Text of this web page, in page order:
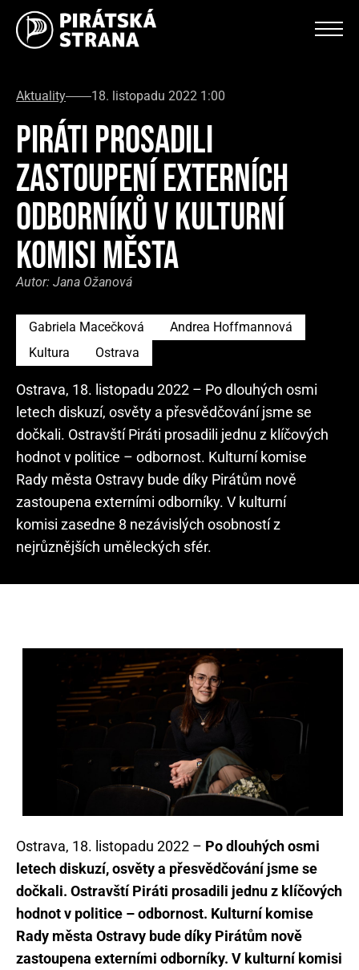
Aktuality 18. listopadu 2022 1:00
PIRÁTI PROSADILI
ZASTOUPENÍ EXTERNÍCH
ODBORNÍKŮ V KULTURNÍ
KOMISI MĚSTA
Autor: Jana Ožanová
Gabriela Macečková
Andrea Hoffmannová
Kultura
Ostrava
Ostrava, 18. listopadu 2022 – Po dlouhých osmi
letech diskuzí, osvěty a přesvědčování jsme se
dočkali. Ostravští Piráti prosadili jednu z klíčových
hodnot v politice – odbornost. Kulturní komise
Rady města Ostravy bude díky Pirátům nově
zastoupena externími odborníky. V kulturní
komisi zasedne 8 nezávislých osobností z
nejrůznějších uměleckých sfér.
Ostrava, 18. listopadu 2022 – Po dlouhých osmi
letech diskuzí, osvěty a přesvědčování jsme se
dočkali. Ostravští Piráti prosadili jednu z klíčových
hodnot v politice – odbornost. Kulturní komise
Rady města Ostravy bude díky Pirátům nově
zastoupena externími odborníky. V kulturní komisi